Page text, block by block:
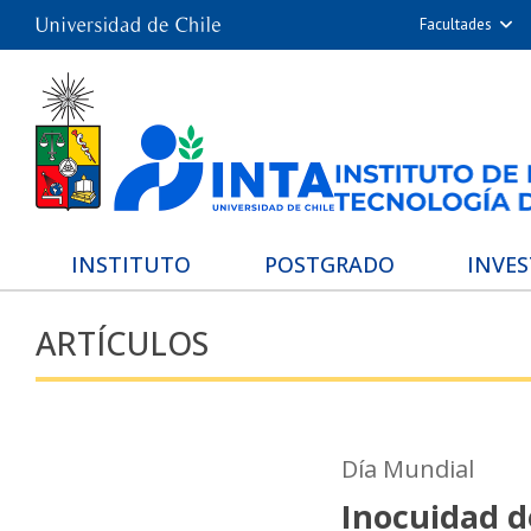
Facultades
Cs.
Filosofía y
INSTITUTO POSTGRADO
ARTÍCULOS
Día Mundial
Inocuidad